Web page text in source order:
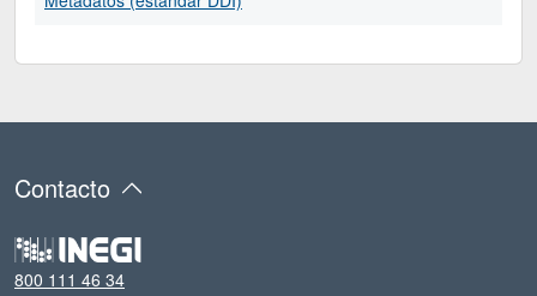
Contacto
800 111 46 34